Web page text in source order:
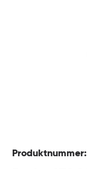
Produktnummer: